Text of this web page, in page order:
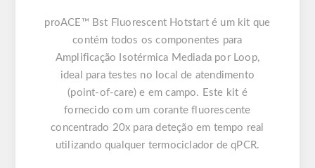
proACE™ Bst Fluorescent Hotstart é um kit que
contém todos os componentes para
Amplificação Isotérmica Mediada por Loop,
ideal para testes no local de atendimento
(point-of-care) e em campo. Este kit é
fornecido com um corante fluorescente
concentrado 20x para deteção em tempo real
utilizando qualquer termociclador de qPCR.